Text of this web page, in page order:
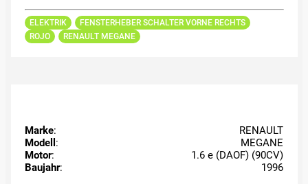
ELEKTRIK
FENSTERHEBER SCHALTER VORNE RECHTS
ROJO
RENAULT MEGANE
Marke:
RENAULT
Modell :
MEGANE
Motor:
1.6 e (DAOF) (90CV)
Baujahr: 1996